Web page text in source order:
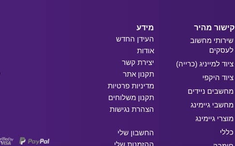
קישור מהיר
שירותי מחשוב
לעסקים
ציוד למייניג (כרייה)
ציוד היקפי
מחשבים ניידים
מחשבי גיימינג
מוצרי גיימינג
כללי
מידע
העידן החדש
אודות
יצירת קשר
תקנון אתר
מדיניות פרטיות
תקנון משלוחים
הצהרת נגישות
החשבון שלי